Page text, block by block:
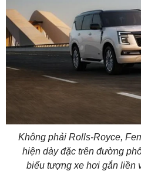
Không phải Rolls-Royce,
hiện dày đặc trên đường
biểu tượng xe hơi gắn liền